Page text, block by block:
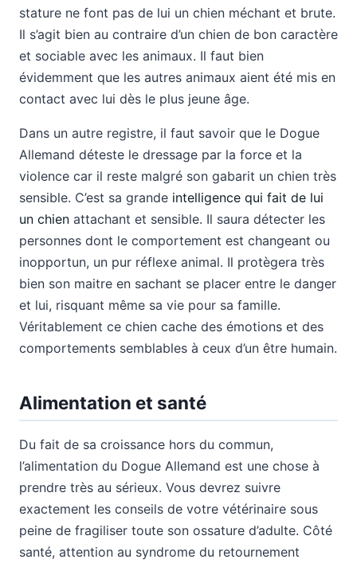
stature ne font pas de lui un chien méchant et brute.
Il s’agit bien au contraire d’un chien de bon caractère
et sociable avec les animaux. Il faut bien
évidemment que les autres animaux aient été mis en
contact avec lui dès le plus jeune âge.
Dans un autre registre, il faut savoir que le Dogue
Allemand déteste le dressage par la force et la
violence car il reste malgré son gabarit un chien très
sensible. C’est sa grande intelligence qui fait de lui
un chien attachant et sensible. Il saura détecter les
personnes dont le comportement est changeant ou
inopportun, un pur réflexe animal. Il protègera très
bien son maitre en sachant se placer entre le danger
et lui, risquant même sa vie pour sa famille.
Véritablement ce chien cache des émotions et des
comportements semblables à ceux d’un être humain.
Alimentation et santé
Du fait de sa croissance hors du commun,
l’alimentation du Dogue Allemand est une chose à
prendre très au sérieux. Vous devrez suivre
exactement les conseils de votre vétérinaire sous
peine de fragiliser toute son ossature d’adulte. Côté
santé, attention au syndrome du retournement